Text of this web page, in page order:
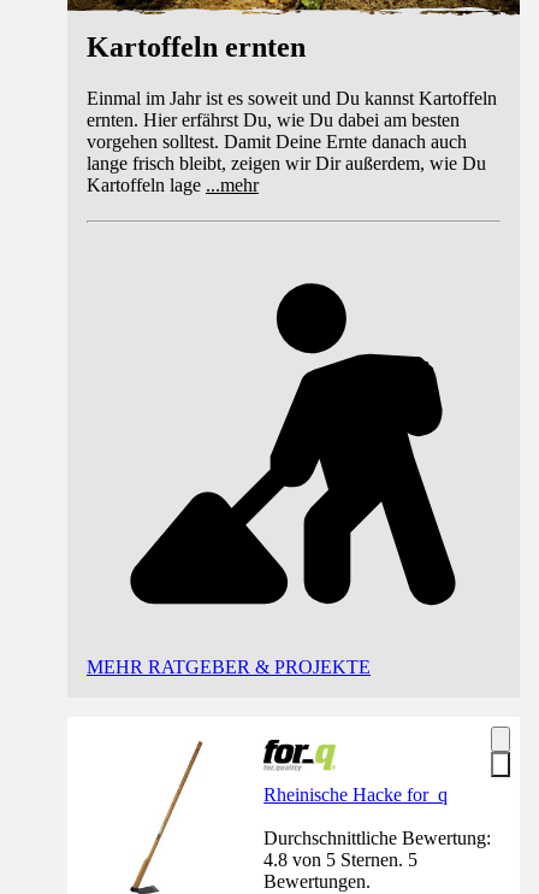
Kartoffeln ernten
Einmal im Jahr ist es soweit und Du kannst Kartoffeln
ernten. Hier erfährst Du, wie Du dabei am besten
vorgehen solltest. Damit Deine Ernte danach auch
lange frisch bleibt, zeigen wir Dir außerdem, wie Du
Kartoffeln lage ...mehr
MEHR RATGEBER & PROJEKTE
Rheinische Hacke for_q
Durchschnittliche Bewertung:
4.8 von 5 Sternen. 5
Bewertungen.